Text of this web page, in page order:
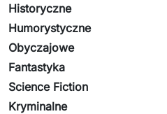
Historyczne
Humorystyczne
Obyczajowe
Fantastyka
Science Fiction
Kryminalne